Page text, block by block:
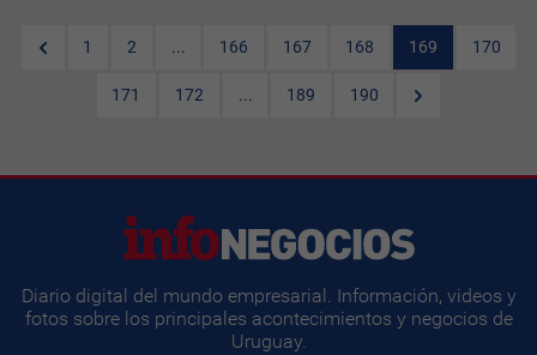
1 2 ... 166 167 168 169 170
171 172 ... 189 190
Diario digital del mundo empresarial. Información, videos y
fotos sobre los principales acontecimientos y negocios de
Uruguay.